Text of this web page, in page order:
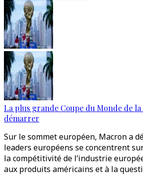
La plus grande Coupe du Monde de la
démarrer
Sur le sommet européen, Macron a
leaders européens se concentrent
la compétitivité de l’industrie
aux produits américains et à la